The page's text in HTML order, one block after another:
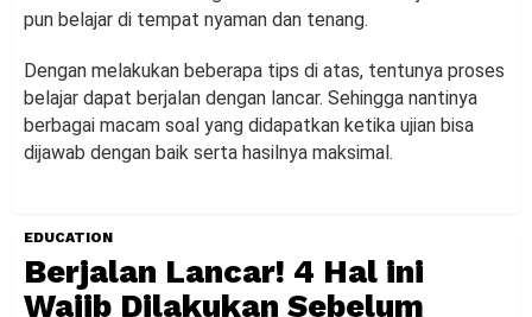
pun belajar di tempat nyaman dan tenang.
Dengan melakukan beberapa tips di atas, tentunya proses
belajar dapat berjalan dengan lancar. Sehingga nantinya
berbagai macam soal yang didapatkan ketika ujian bisa
dijawab dengan baik serta hasilnya maksimal.
EDUCATION
Berjalan Lancar! 4 Hal ini
Wajib Dilakukan Sebelum